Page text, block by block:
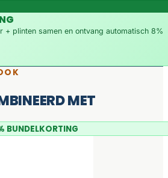
+ plinten samen en ontvang automatisch 8%
MET
BUNDELKORTING